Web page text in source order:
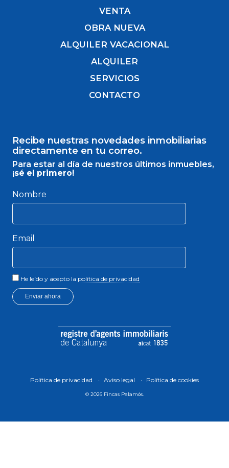
VENTA
OBRA NUEVA
ALQUILER VACACIONAL
ALQUILER
SERVICIOS
CONTACTO
Recibe nuestras novedades inmobiliarias
directamente en tu correo.
Para estar al día de nuestros últimos inmuebles,
¡sé el primero!
Nombre
Email
He leído y acepto la política de privacidad
Enviar ahora
Política de privacidad Aviso legal Política de cookies
© 2026 Fincas Palamós.